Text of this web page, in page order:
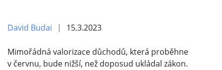
David Budai 15.3.2023
Mimořádná valorizace důchodů, která proběhne
v červnu, bude nižší, než doposud ukládal zákon.